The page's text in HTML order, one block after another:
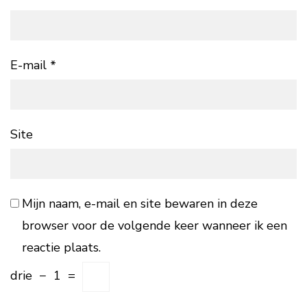
E-mail *
Site
Mijn naam, e-mail en site bewaren in deze
browser voor de volgende keer wanneer ik een
reactie plaats.
drie − 1 =